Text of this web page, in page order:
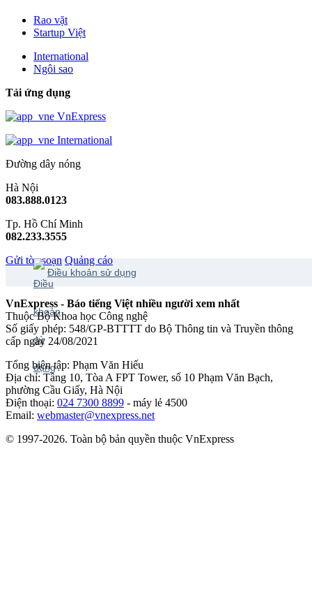
Rao vặt
Startup Việt
International
Ngôi sao
Tải ứng dụng
VnExpress
International
Đường dây nóng
Hà Nội
083.888.0123
Tp. Hồ Chí Minh
082.233.3555
Gửi tòa soạn Quảng cáo
Điều khoản sử dụng
VnExpress - Báo tiếng Việt nhiều người xem nhất
Thuộc Bộ Khoa học Công nghệ
Số giấy phép: 548/GP-BTTTT do Bộ Thông tin và Truyền thông
cấp ngày 24/08/2021
Tổng biên tập: Phạm Văn Hiếu
Địa chỉ: Tầng 10, Tòa A FPT Tower, số 10 Phạm Văn Bạch,
phường Cầu Giấy, Hà Nội
Điện thoại: 024 7300 8899 - máy lẻ 4500
Email: webmaster@vnexpress.net
© 1997-2026. Toàn bộ bản quyền thuộc VnExpress